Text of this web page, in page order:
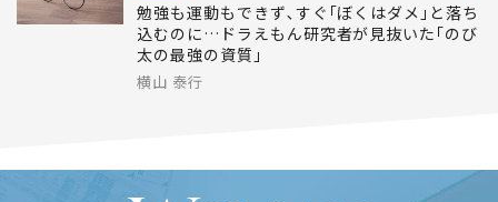
勉強も運動もできず､すぐ｢ぼくはダメ｣と落ち
込むのに…ドラえもん研究者が見抜いた｢のび
太の最強の資質｣
横山 泰行